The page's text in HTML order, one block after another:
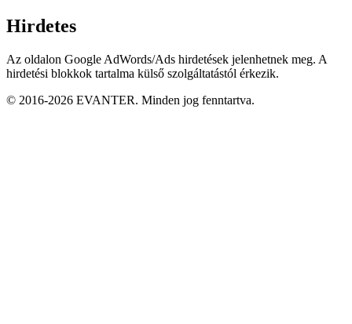
Hirdetes
Az oldalon Google AdWords/Ads hirdetések jelenhetnek meg. A
hirdetési blokkok tartalma külső szolgáltatástól érkezik.
© 2016-2026 EVANTER. Minden jog fenntartva.